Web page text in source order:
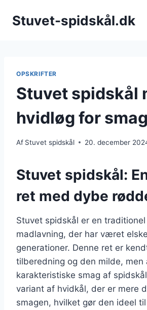
Stuvet-spidskål.dk
OPSKRIFTER
Stuvet spidskål
hvidløg for smag
Af Stuvet spidskål 20. december
Stuvet spidskål:
ret med dybe
Stuvet spidskål er en
madlavning, der har været
generationer. Denne ret er
tilberedning og den milde, men
karakteristiske smag af
variant af hvidkål, der er mere
smagen, hvilket gør den ideel